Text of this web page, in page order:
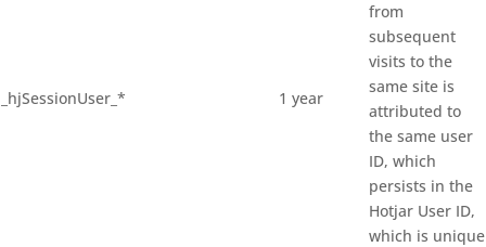
_hjSessionUser_* 1 year
from
subsequent
visits to the
same site is
attributed to
the same user
ID, which
persists in the
Hotjar User ID,
which is unique